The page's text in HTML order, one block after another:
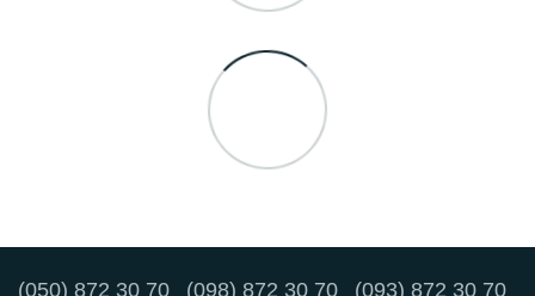
(050) 872 30 70 (098) 872 30 70 (093) 872 30 70